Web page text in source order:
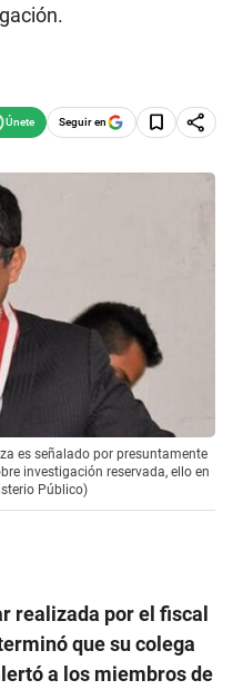
Seguir en
es señalado por presuntamente
investigación reservada, ello en
Público)
realizada por el fiscal
que su colega
a los miembros de